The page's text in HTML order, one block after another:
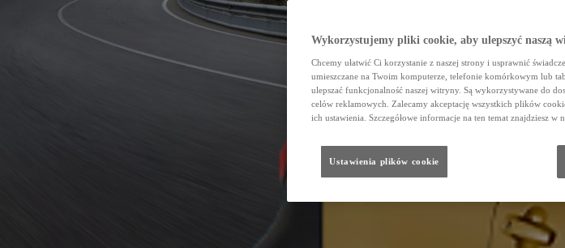
Wykorzystujemy pliki cookie, aby ulepszyć naszą
Chcemy ułatwić Ci korzystanie z naszej strony i usprawnić
umieszczane na Twoim komputerze, telefonie komórkowym lub
ulepszać funkcjonalność naszej witryny. Są wykorzystywane do
celów reklamowych. Zalecamy akceptację wszystkich plików
ich ustawienia. Szczegółowe informacje na ten temat znajdziesz w
Ustawienia plików cookie